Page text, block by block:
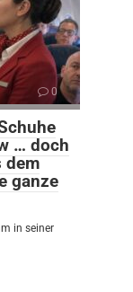
0
… doch
dem
ganze
in seiner